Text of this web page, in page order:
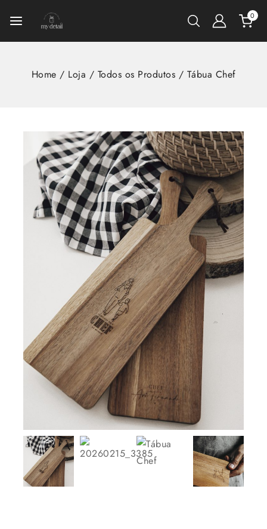
0
Home / Loja / Todos os Produtos / Tábua Chef